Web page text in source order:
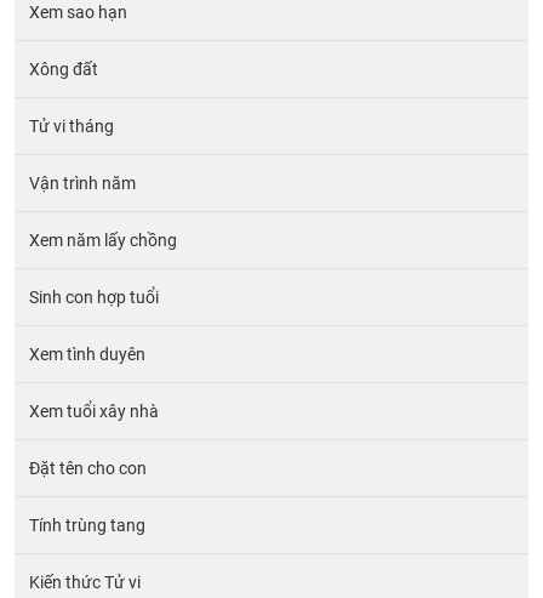
Xem sao hạn
Xông đất
Tử vi tháng
Vận trình năm
Xem năm lấy chồng
Sinh con hợp tuổi
Xem tình duyên
Xem tuổi xây nhà
Đặt tên cho con
Tính trùng tang
Kiến thức Tử vi